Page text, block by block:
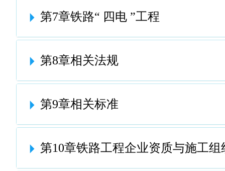
第7章铁路“ 四电 ”工程
第8章相关法规
第9章相关标准
第10章铁路工程企业资质与施工组